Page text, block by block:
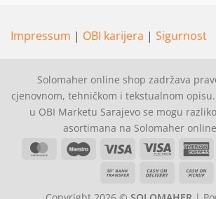
Impressum | OBI karijera | Sigurnost
Solomaher online shop zadržava
cjenovnom, tehničkom i tekstualnom
u OBI Marketu Sarajevo se mogu
asortimana na Solomaher
MasterCardMaestro Visa
Visa
Bank
Cash